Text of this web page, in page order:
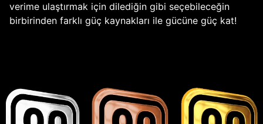
verime ulaştırmak için dilediğin gibi seçebileceğin
birbirinden farklı güç kaynakları ile gücüne güç kat!